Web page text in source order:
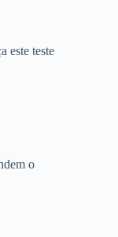
este teste
o